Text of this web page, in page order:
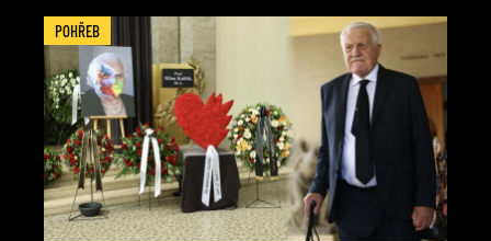
POHŘEB